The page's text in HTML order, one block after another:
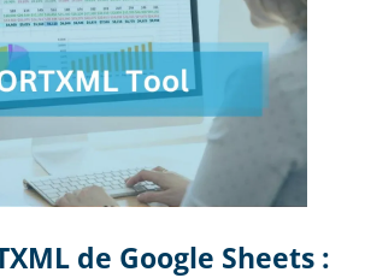
de Google Sheets :